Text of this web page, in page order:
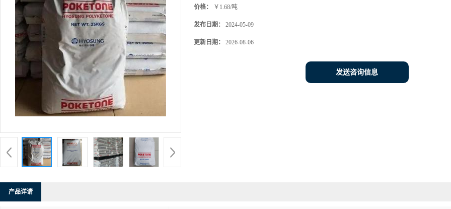
价格： ￥1.68/吨
发布日期： 2024-05-09
更新日期： 2026-08-06
发送咨询信息
产品详请